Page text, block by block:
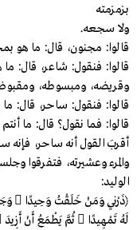
بزمزمته
ولا سجعه.
قالوا: مجنون، قال: ما هو
قالوا: فنقول: شاعر، قال:
وقريضه، ومبسوطه،
قالوا: فنقول: ساحر، قال: ما
قالوا: فما نقول؟ قال: ما
أقربَ القول أنه ساحر، فإنه سحر
والمرء وعشيرته، فتفرقوا
الوليد: